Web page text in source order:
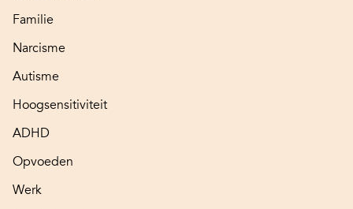
Familie
Narcisme
Autisme
Hoogsensitiviteit
ADHD
Opvoeden
Werk